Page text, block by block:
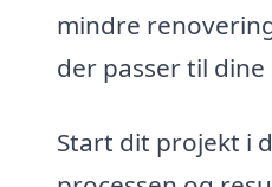
mindre
der passer til
Start dit projekt i